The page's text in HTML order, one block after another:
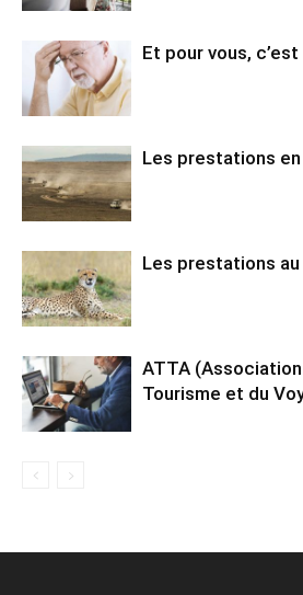
Et pour vous,
Les prestations
Les prestations au
ATTA
Tourisme et du